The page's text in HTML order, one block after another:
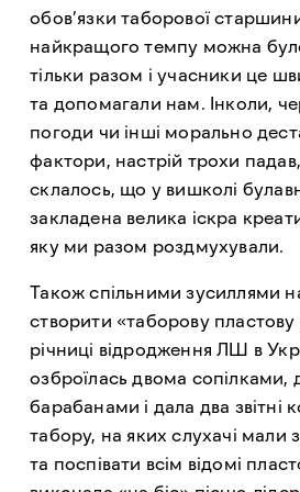
обов’язки таборової
найкращого темпу можна
тільки разом і учасники це
та допомагали нам. Інколи,
погоди чи інші морально
фактори, настрій трохи
склалось, що у вишколі
закладена велика іскра
яку ми разом роздмухували.
Також спільними зусиллями
створити «таборову пластову
річниці відродження ЛШ в
озброїлась двома сопілками,
барабанами і дала два звітні
табору, на яких слухачі мали
та поспівати всім відомі